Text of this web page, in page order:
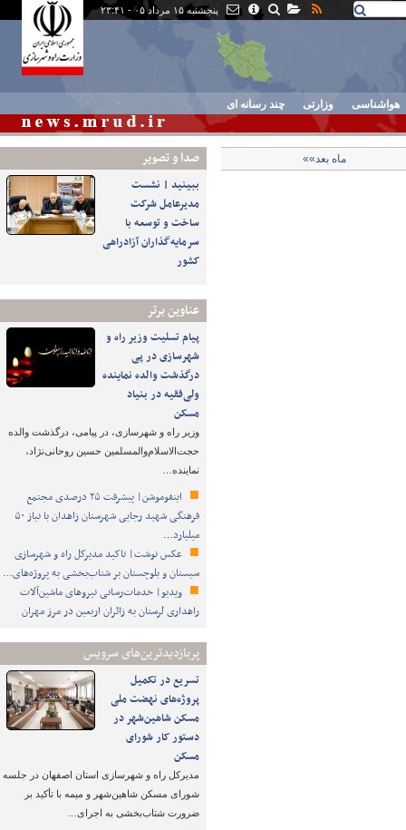
پنجشنبه ۱۵ مرداد ۰۵ - ۲۳:۴۱
هواشناسی وزارتی چند رسانه ای
صدا و تصوير
ببینید | نشست
مدیرعامل شرکت
ساخت و توسعه با
سرمایه‌گذاران آزادراهی
کشور
عناوین برتر
پیام تسلیت وزیر راه و
شهرسازی در پی
درگذشت والده نماینده
ولی‌فقیه در بنیاد
مسکن
وزیر راه و شهرسازی، در پیامی، درگذشت والده
حجت‌الاسلام‌والمسلمین حسین روحانی‌نژاد،
نماینده…
اینفوموشن| پیشرفت ۲۵ درصدی مجتمع
فرهنگی شهید رجایی شهرستان زاهدان با نیاز ۵۰
میلیارد…
عکس نوشت| تاکید مدیرکل راه و شهرسازی
سیستان و بلوچستان بر شتاب‌بخشی به پروژه‌های…
ویدیو| خدمات‌رسانی نیروهای ماشین‌آلات
راهداری لرستان به زائران اربعین در مرز مهران
پربازدیدترین‌های سرویس
تسریع در تکمیل
پروژه‌های نهضت ملی
مسکن شاهین‌شهر در
دستور کار شورای
مسکن
مدیرکل راه و شهرسازی استان اصفهان در جلسه
شورای مسکن شاهین‌شهر و میمه با تأکید بر
ضرورت شتاب‌بخشی به اجرای…
ماه بعد»»